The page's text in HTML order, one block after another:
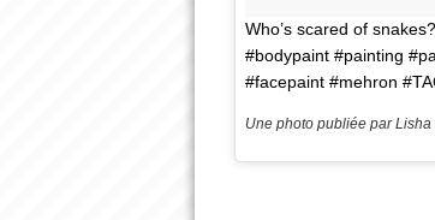
Who’s scared of
#bodypaint #painting
#facepaint #mehron
Une photo publiée par